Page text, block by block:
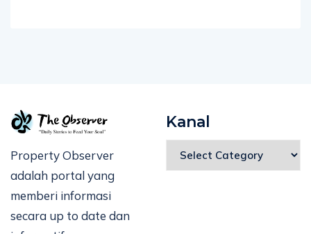
Property Observer
adalah portal yang
memberi informasi
secara up to date dan
Kanal